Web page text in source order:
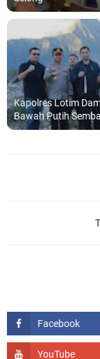
Kapolres Lotim
Bawah Putih